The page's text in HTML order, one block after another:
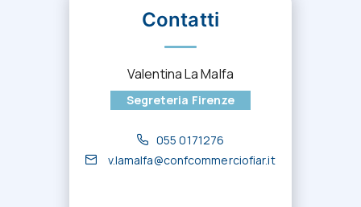
Contatti
Valentina La Malfa
Segreteria Firenze
055 0171276
v.lamalfa@confcommerciofiar.it